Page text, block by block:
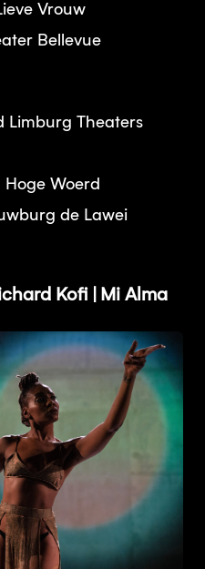
Vrouw
Bellevue
Limburg Theaters
Woerd
de Lawei
Kofi | Mi Alma